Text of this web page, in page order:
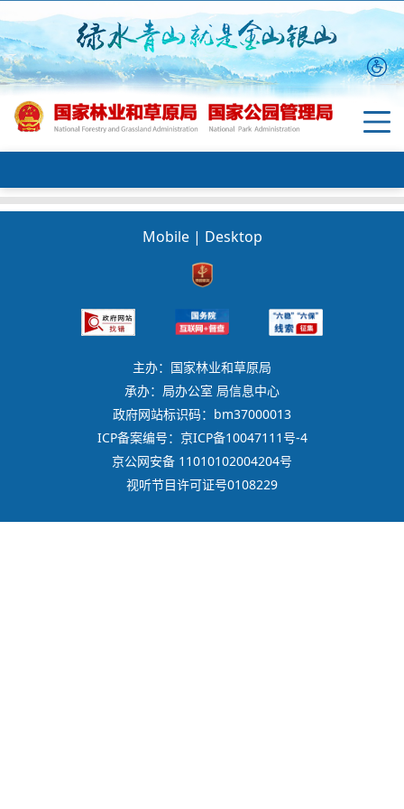
Mobile | Desktop
主办：国家林业和草原局
承办：局办公室 局信息中心
政府网站标识码：bm37000013
ICP备案编号：京ICP备10047111号-4
京公网安备 11010102004204号
视听节目许可证号0108229